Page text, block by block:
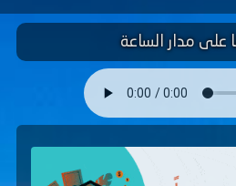
على مدار الساعة